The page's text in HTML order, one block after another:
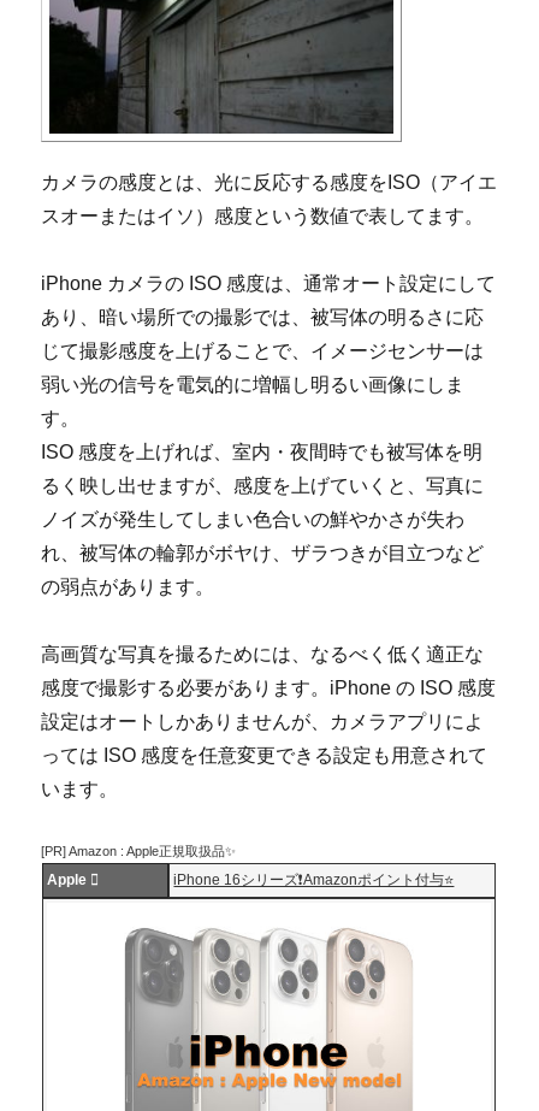
カメラの感度とは、光に反応する感度をISO（アイエ
スオーまたはイソ）感度という数値で表してます。
iPhone カメラの ISO 感度は、通常オート設定にして
あり、暗い場所での撮影では、被写体の明るさに応
じて撮影感度を上げることで、イメージセンサーは
弱い光の信号を電気的に増幅し明るい画像にしま
す。
ISO 感度を上げれば、室内・夜間時でも被写体を明
るく映し出せますが、感度を上げていくと、写真に
ノイズが発生してしまい色合いの鮮やかさが失わ
れ、被写体の輪郭がボヤけ、ザラつきが目立つなど
の弱点があります。
高画質な写真を撮るためには、なるべく低く適正な
感度で撮影する必要があります。iPhone の ISO 感度
設定はオートしかありませんが、カメラアプリによ
っては ISO 感度を任意変更できる設定も用意されて
います。
[PR] Amazon : Apple正規取扱品✨
Apple  iPhone 16シリーズ❗️Amazonポイント付与⭐️